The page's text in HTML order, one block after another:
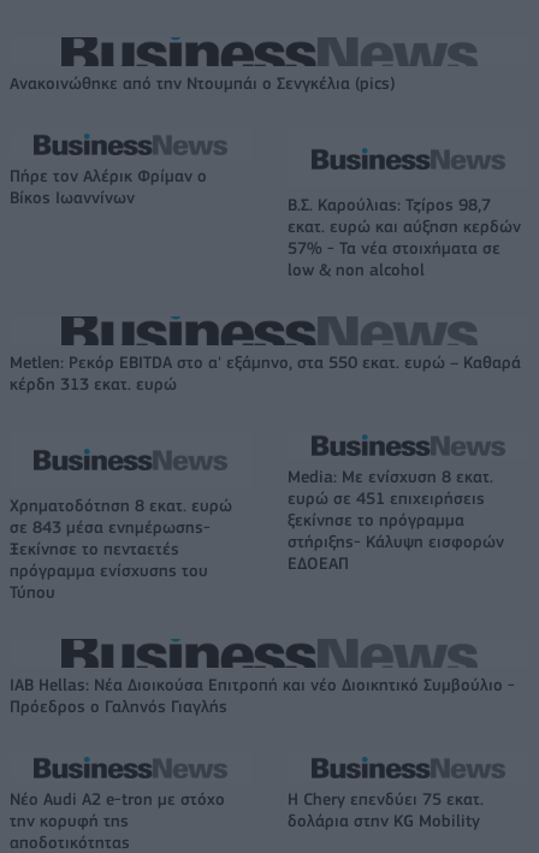
Ανακοινώθηκε από την Ντουμπάι ο Σενγκέλια (pics)
Πήρε τον Αλέρικ Φρίμαν ο
Βίκος Ιωαννίνων
Β.Σ. Καρούλιας: Τζίρος 98,7
εκατ. ευρώ και αύξηση κερδών
57% - Τα νέα στοιχήματα σε
low & non alcohol
Metlen: Ρεκόρ EBITDA στο α' εξάμηνο, στα 550 εκατ. ευρώ – Καθαρά
κέρδη 313 εκατ. ευρώ
Χρηματοδότηση 8 εκατ. ευρώ
σε 843 μέσα ενημέρωσης-
Ξεκίνησε το πενταετές
πρόγραμμα ενίσχυσης του
Τύπου
Media: Με ενίσχυση 8 εκατ.
ευρώ σε 451 επιχειρήσεις
ξεκίνησε το πρόγραμμα
στήριξης- Κάλυψη εισφορών
ΕΔΟΕΑΠ
IAB Hellas: Νέα Διοικούσα Επιτροπή και νέο Διοικητικό Συμβούλιο -
Πρόεδρος ο Γαληνός Γιαγλής
Νέο Audi A2 e-tron με στόχο
την κορυφή της
αποδοτικότητας
Η Chery επενδύει 75 εκατ.
δολάρια στην KG Mobility